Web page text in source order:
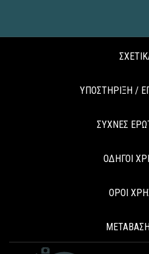
ΥΠΟΣΤΗΡΙΞΗ /
ΣΥΧΝΕΣ
ΟΔΗΓΟΙ
ΟΡΟΙ